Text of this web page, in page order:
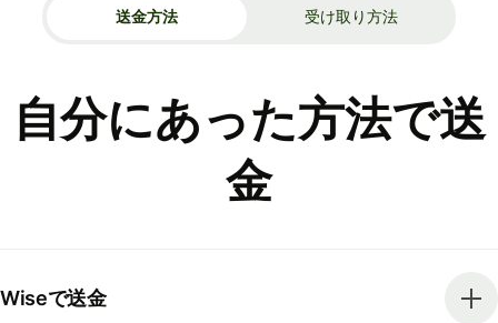
送金方法 受け取り方法
自分にあった方法で送
金
Wiseで送金